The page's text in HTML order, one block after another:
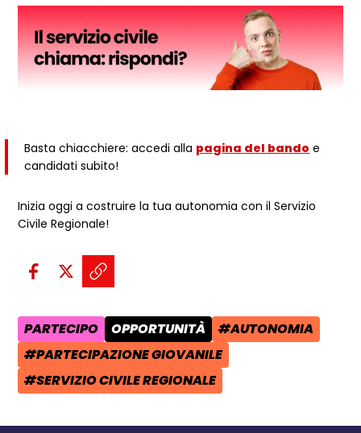
Basta chiacchiere: accedi alla pagina del bando e
candidati subito!
Inizia oggi a costruire la tua autonomia con il Servizio
Civile Regionale!
Condividi sui social:
Condividi su Facebook - apre
Condividi su X - apre una
Copia il link e condividi -
AREA TEMATICA:
PARTECIPO CATEGORIA POST:
OPPORTUNITÀ TAG:
#AUTONOMIA
TAG:
#PARTECIPAZIONE GIOVANILE
TAG:
#SERVIZIO CIVILE REGIONALE